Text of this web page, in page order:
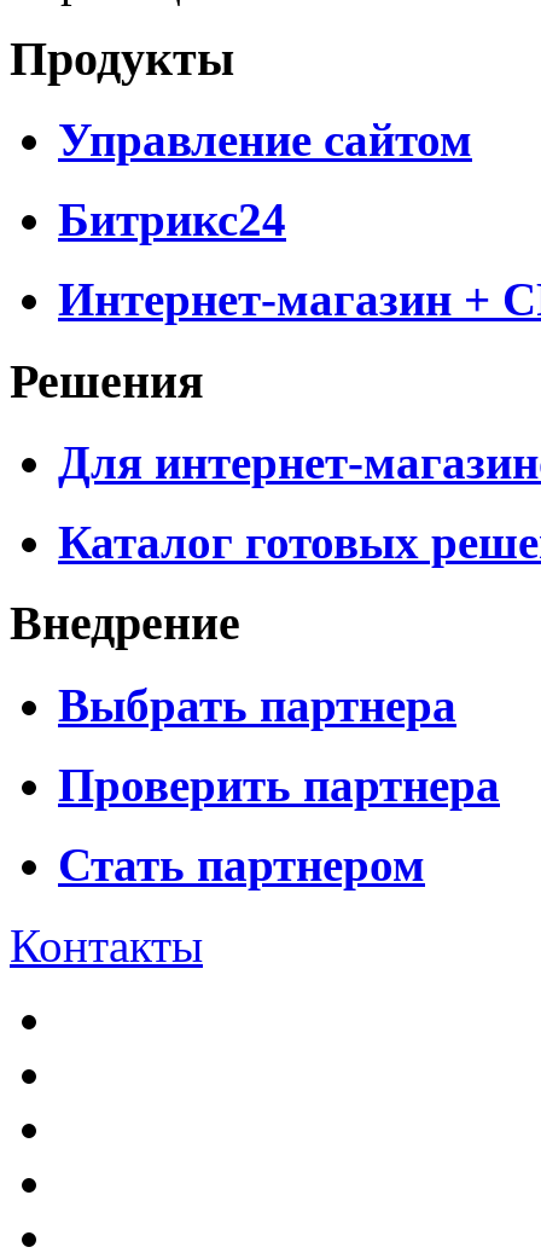
Продукты
Управление сайтом
Битрикс24
Интернет-магазин +
Решения
Для интернет-
Каталог готовых
Внедрение
Выбрать партнера
Проверить партнера
Стать партнером
Контакты